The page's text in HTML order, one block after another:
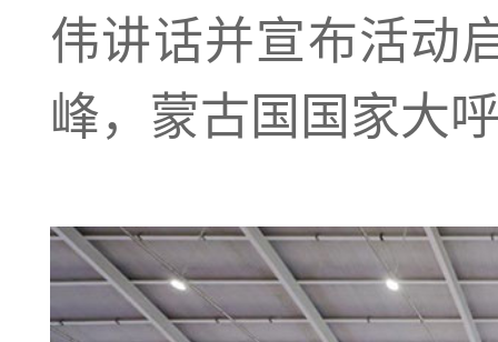
伟讲话并宣布活动
峰，蒙古国国家大